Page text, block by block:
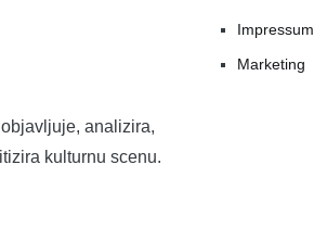
analizira,
kulturnu scenu.
Impressum
Marketing